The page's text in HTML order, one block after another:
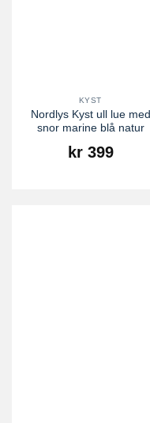
KYST
Nordlys Kyst ull lue med
snor marine blå natur
kr399